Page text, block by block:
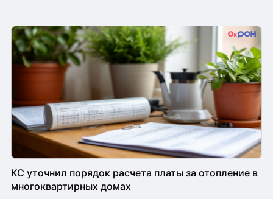
КС уточнил порядок расчета платы за отопление в
многоквартирных домах